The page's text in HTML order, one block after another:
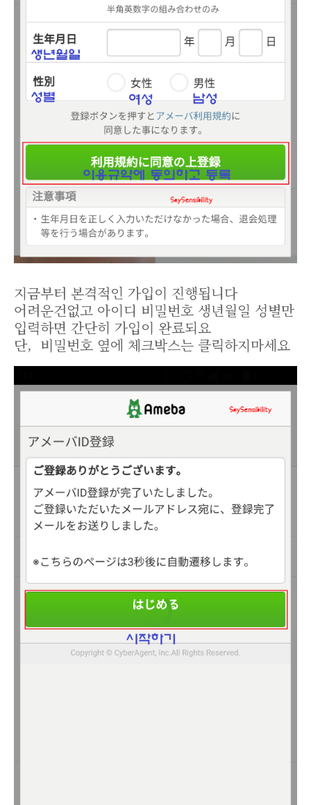
지금부터 본격적인 가입이 진행됩니다
어려운건없고 아이디 비밀번호 생년월일 성별만
입력하면 간단히 가입이 완료되요
단, 비밀번호 옆에 체크박스는 클릭하지마세요